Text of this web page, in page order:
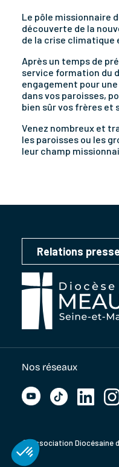
Le pôle missionnaire
découverte de la
de la crise climatique
Après un temps de
service formation du
engagement pour
dans vos paroisses,
bien sûr vos frères et
Venez nombreux et
les paroisses ou les
leur champ
Relations presse
Nos réseaux
© Association Diocésaine